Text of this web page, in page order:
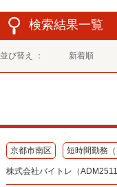
検索結果一覧
並び替え ： 新着順
京都市南区 短時間勤務
株式会社バイトレ（